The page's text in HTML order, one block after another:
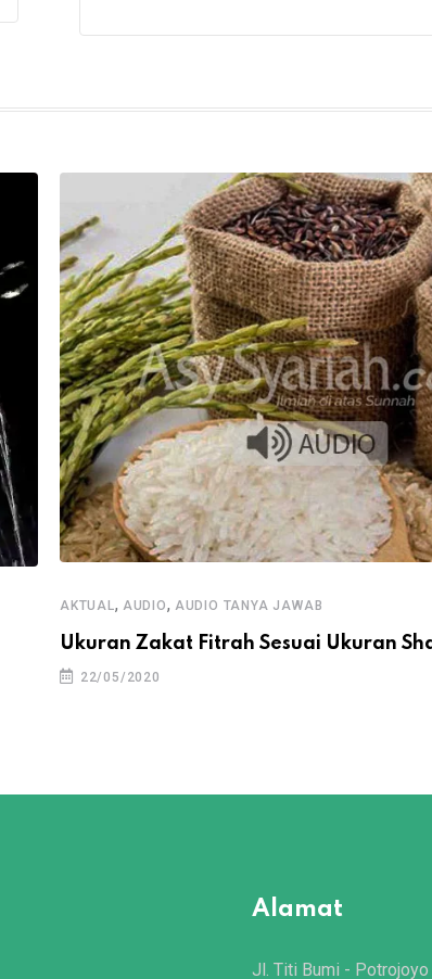
AKTUAL, AUDIO, AUDIO TANYA JAWAB
Ukuran Zakat Fitrah Sesuai Ukuran
22/05/2020
Alamat
Jl. Titi Bumi - Potrojoyo